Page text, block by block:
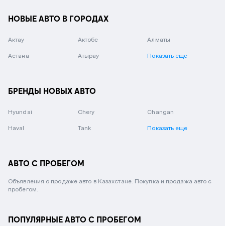
НОВЫЕ АВТО В ГОРОДАХ
Актау Актобе Алматы
Астана Атырау Показать еще
БРЕНДЫ НОВЫХ АВТО
Hyundai Chery Changan
Haval Tank Показать еще
АВТО С ПРОБЕГОМ
Объявления о продаже авто в Казахстане. Покупка и продажа авто с
пробегом.
ПОПУЛЯРНЫЕ АВТО С ПРОБЕГОМ